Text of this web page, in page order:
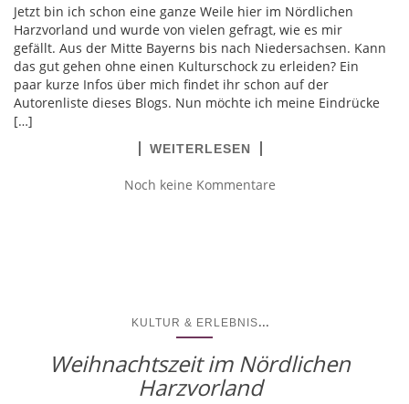
Jetzt bin ich schon eine ganze Weile hier im Nördlichen
Harzvorland und wurde von vielen gefragt, wie es mir
gefällt. Aus der Mitte Bayerns bis nach Niedersachsen. Kann
das gut gehen ohne einen Kulturschock zu erleiden? Ein
paar kurze Infos über mich findet ihr schon auf der
Autorenliste dieses Blogs. Nun möchte ich meine Eindrücke
[…]
WEITERLESEN
Noch keine Kommentare
KULTUR & ERLEBNIS...
Weihnachtszeit im Nördlichen
Harzvorland